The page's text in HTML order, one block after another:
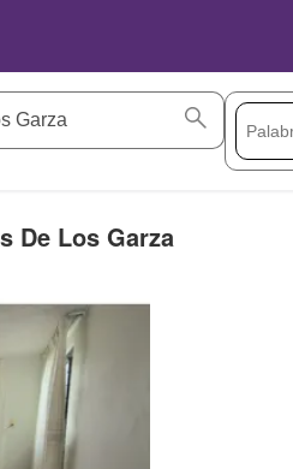
De Los Garza